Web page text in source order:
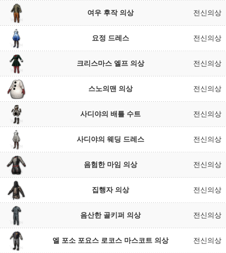
여우 후작 의상 전신의상
요정 드레스 전신의상
크리스마스 엘프 의상 전신의상
스노의맨 의상 전신의상
사디야의 배틀 수트 전신의상
사디야의 웨딩 드레스 전신의상
음험한 마임 의상 전신의상
집행자 의상 전신의상
음산한 골키퍼 의상 전신의상
엘 포소 포요스 로코스 마스코트 의상 전신의상